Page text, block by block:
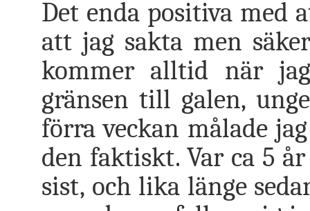
Det enda positiva med
att jag sakta men
kommer alltid när
gränsen till galen,
förra veckan målade
den faktiskt. Var ca 5
sist, och lika länge